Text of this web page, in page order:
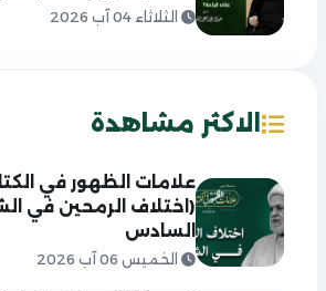
الثلاثاء 04 آب 2026
الاكثر مشاهدة
علامات الظهور في
(اختلاف الرمحين في
السادس
الخميس 06 آب 2026